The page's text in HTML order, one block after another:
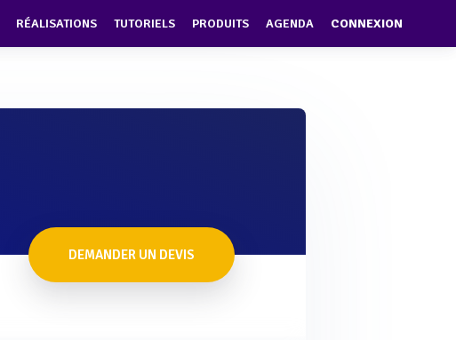
RÉALISATIONS TUTORIELS PRODUITS AGENDA CONNEXION
DEMANDER UN DEVIS